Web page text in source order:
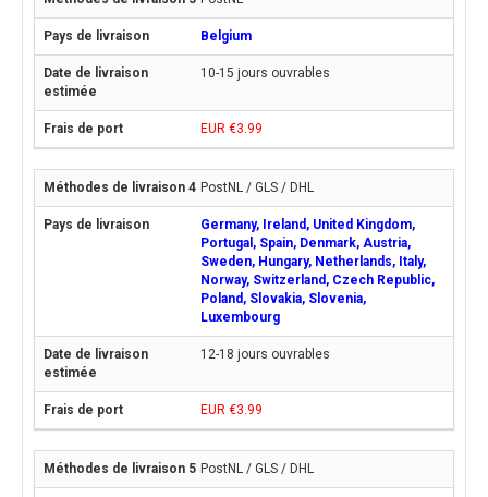
Belgium
10-15 jours ouvrables
EUR €3.99
PostNL / GLS / DHL
Germany, Ireland, United Kingdom,
Portugal, Spain, Denmark, Austria,
Sweden, Hungary, Netherlands, Italy,
Norway, Switzerland, Czech Republic,
Poland, Slovakia, Slovenia,
Luxembourg
12-18 jours ouvrables
EUR €3.99
PostNL / GLS / DHL